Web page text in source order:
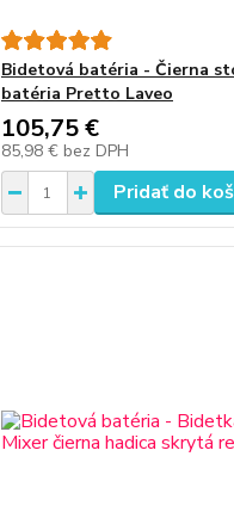
Bidetová batéria - Čierna
batéria Pretto Laveo
105,75 €
85,98 € bez DPH
Pridať do